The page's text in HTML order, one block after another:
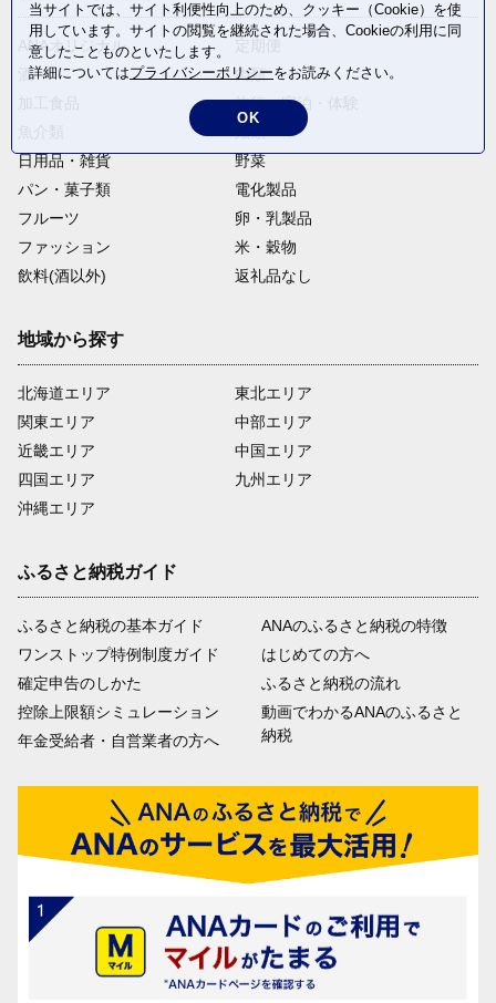
ANAオリジナル
酒
肉類
旅行・宿泊・体験
麺類
日用品・雑貨
野菜
パン・菓子類
電化製品
フルーツ
卵・乳製品
ファッション
米・穀物
飲料(酒以外)
返礼品なし
地域から探す
北海道エリア
関東エリア
近畿エリア
四国エリア
沖縄エリア
東北エリア
中部エリア
中国エリア
九州エリア
ふるさと納税ガイド
ふるさと納税の基本ガイド
ワンストップ特例制度ガイド
確定申告のしかた
控除上限額シミュレーション
年金受給者・自営業者の方へ
ANAのふるさと納税の特徴
はじめての方へ
ふるさと納税の流れ
動画でわかるANAのふるさと
納税
当サイトでは、サイト利便性向上のため、クッキー（Cookie）を使
用しています。サイトの閲覧を継続された場合、Cookieの利用に同
意したことものといたします。
詳細についてはプライバシーポリシーをお読みください。
OK